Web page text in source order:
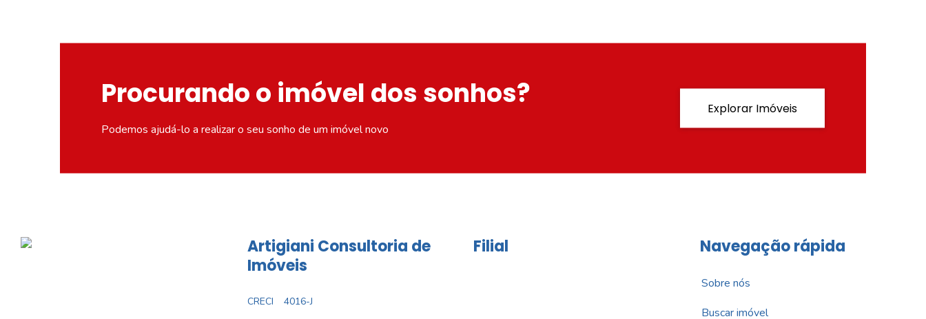
Procurando o imóvel dos sonhos?
Podemos ajudá-lo a realizar o seu sonho de um imóvel novo
Explorar Imóveis
Artigiani Consultoria de
Imóveis
CRECI 4016-J
Filial Navegação rápida
Sobre nós
Buscar imóvel